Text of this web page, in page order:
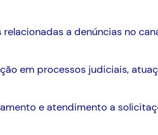
a denúncias no
em processos judiciais,
e atendimento a